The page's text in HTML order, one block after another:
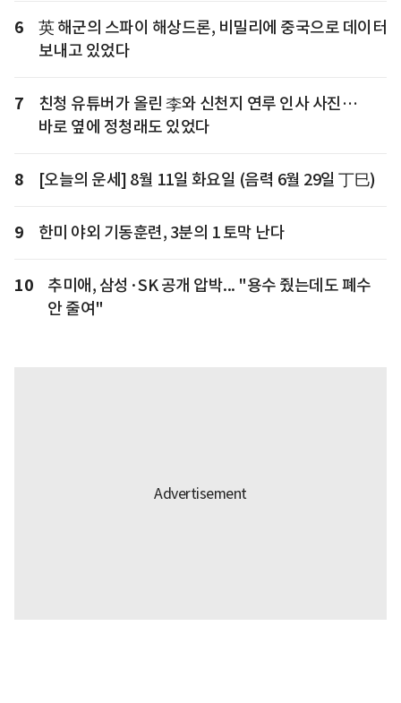
6
英 해군의 스파이 해상드론, 비밀리에 중국으로 데이터
보내고 있었다
7
친청 유튜버가 올린 李와 신천지 연루 인사 사진…
바로 옆에 정청래도 있었다
8 [오늘의 운세] 8월 11일 화요일 (음력 6월 29일 丁巳)
9 한미 야외 기동훈련, 3분의 1 토막 난다
10
추미애, 삼성·SK 공개 압박... "용수 줬는데도 폐수
안 줄여"